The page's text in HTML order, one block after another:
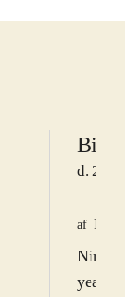
d. 28.
af
years